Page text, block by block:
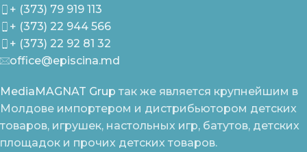
+ (373) 79 919 113
+ (373) 22 944 566
+ (373) 22 92 81 32
office@episcina.md
MediaMAGNAT Grup так же является крупнейшим в
Молдове импортером и дистрибьютором детских
товаров, игрушек, настольных игр, батутов, детских
площадок и прочих детских товаров.